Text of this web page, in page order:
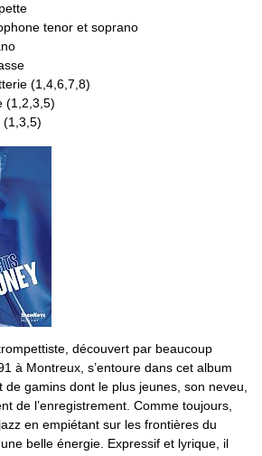
tenor et soprano
(1,4,6,7,8)
(1,2,3,5)
(1,3,5)
découvert par beaucoup
à Montreux, s’entoure dans cet album
de gamins dont le plus jeunes, son neveu,
de l’enregistrement. Comme toujours,
en empiétant sur les frontières du
belle énergie. Expressif et lyrique, il